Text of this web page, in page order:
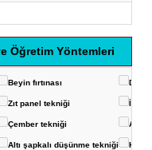
Öğretim Yöntemleri
Beyin fırtınası
Zıt panel tekniği
Çember tekniği
Altı şapkalı düşünme tekniği